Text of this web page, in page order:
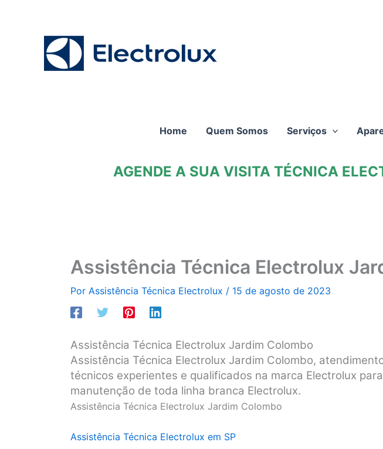
Home Quem Somos Serviços
AGENDE A SUA VISITA TÉCNICA
Assistência Técnica Electrolux
Por Assistência Técnica Electrolux / 15 de agosto de 2023
Assistência Técnica Electrolux Jardim Colombo
Assistência Técnica Electrolux Jardim Colombo,
técnicos experientes e qualificados na marca Electrolux
manutenção de toda linha branca Electrolux.
Assistência Técnica Electrolux Jardim Colombo
Assistência Técnica Electrolux em SP